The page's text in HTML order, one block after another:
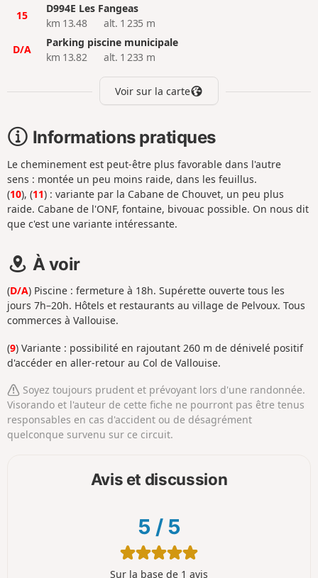
15
D994E Les Fangeas
km 13.48
alt. 1 235 m
D/A
Parking piscine municipale
km 13.82
alt. 1 233 m
Voir sur la carte
Informations pratiques
Le cheminement est peut-être plus favorable dans l'autre
sens : montée un peu moins raide, dans les feuillus.
(10), (11) : variante par la Cabane de Chouvet, un peu plus
raide. Cabane de l'ONF, fontaine, bivouac possible. On nous dit
que c'est une variante intéressante.
À voir
(D/A) Piscine : fermeture à 18h. Supérette ouverte tous les
jours 7h–20h. Hôtels et restaurants au village de Pelvoux. Tous
commerces à Vallouise.
(9) Variante : possibilité en rajoutant 260 m de dénivelé positif
d'accéder en aller-retour au Col de Vallouise.
Soyez toujours prudent et prévoyant lors d'une randonnée.
Visorando et l'auteur de cette fiche ne pourront pas être tenus
responsables en cas d'accident ou de désagrément
quelconque survenu sur ce circuit.
Avis et discussion
5 / 5
Sur la base de 1 avis